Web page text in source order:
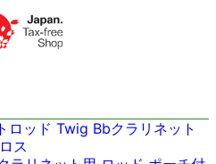
ロッド Twig Bbクラリネット
ス